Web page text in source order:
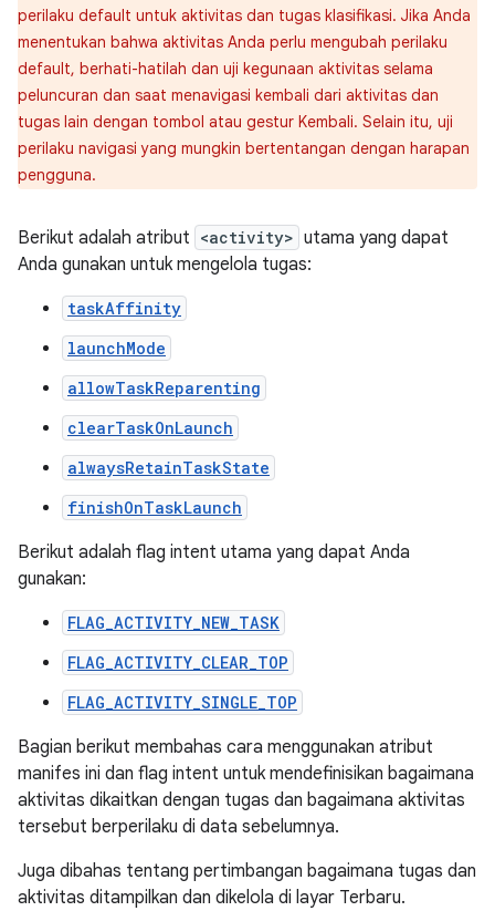
perilaku default untuk aktivitas dan tugas klasifikasi. Jika Anda
menentukan bahwa aktivitas Anda perlu mengubah perilaku
default, berhati-hatilah dan uji kegunaan aktivitas selama
peluncuran dan saat menavigasi kembali dari aktivitas dan
tugas lain dengan tombol atau gestur Kembali. Selain itu, uji
perilaku navigasi yang mungkin bertentangan dengan harapan
pengguna.
Berikut adalah atribut <activity> utama yang dapat
Anda gunakan untuk mengelola tugas:
taskAffinity
launchMode
allowTaskReparenting
clearTaskOnLaunch
alwaysRetainTaskState
finishOnTaskLaunch
Berikut adalah flag intent utama yang dapat Anda
gunakan:
FLAG_ACTIVITY_NEW_TASK
FLAG_ACTIVITY_CLEAR_TOP
FLAG_ACTIVITY_SINGLE_TOP
Bagian berikut membahas cara menggunakan atribut
manifes ini dan flag intent untuk mendefinisikan bagaimana
aktivitas dikaitkan dengan tugas dan bagaimana aktivitas
tersebut berperilaku di data sebelumnya.
Juga dibahas tentang pertimbangan bagaimana tugas dan
aktivitas ditampilkan dan dikelola di layar Terbaru.